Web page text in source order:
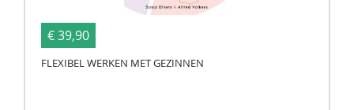
€ 39,90
FLEXIBEL WERKEN MET GEZINNEN